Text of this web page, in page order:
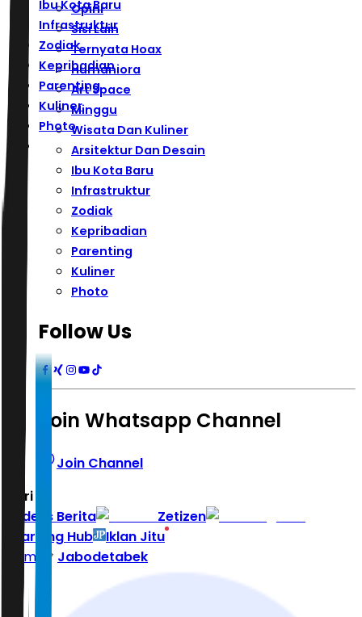
Ibu Kota Baru
Infrastruktur
Zodiak
Kepribadian
Parenting
Kuliner
Photo
Opini
Sisi Lain
Ternyata Hoax
Humaniora
Art Space
Minggu
Wisata Dan Kuliner
Arsitektur Dan Desain
Ibu Kota Baru
Infrastruktur
Zodiak
Kepribadian
Parenting
Kuliner
Photo
Follow Us
Join Whatsapp Channel
Join Channel
Hari ini
Indeks Berita
Zetizen
Learning Hub
Iklan Jitu
Home
Jabodetabek